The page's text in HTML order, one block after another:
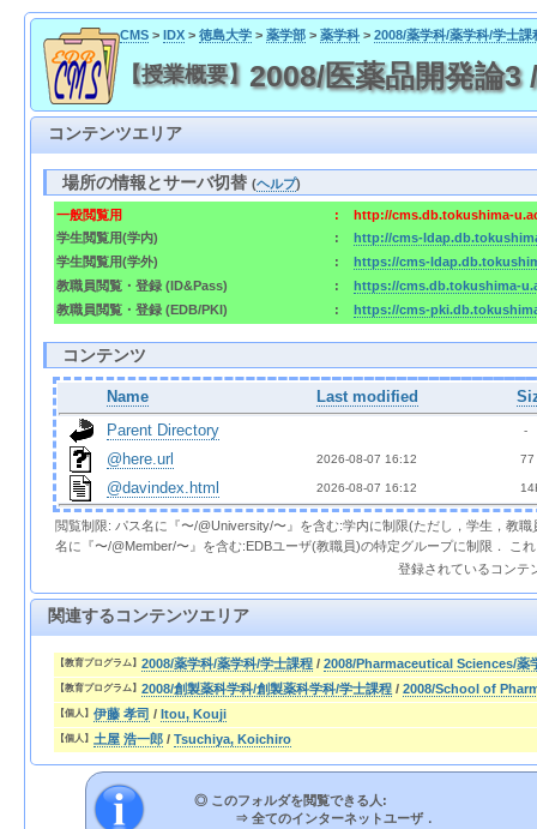
CMS> IDX> 徳島大学> 薬学部> 薬学科> 2008/薬学科/薬学科/学士課
【授業概要】 2008/医薬品開発論
コンテンツエリア
場所の情報とサーバ切替(ヘルプ)
一般閲覧用 :
http://cms.db.tokushima-
学生閲覧用(学内)
:
http://cms-
学生閲覧用(学外)
:
https://cms-
教職員閲覧・登録 (ID&Pass)
:
https://cms.db.tokushima-
教職員閲覧・登録 (EDB/PKI)
: https://cms-
コンテンツ
Name Last modified
Parent Directory
  -
@here.url 2026-08-07 16:12 77
@davindex.html 2026-08-07 16:12
閲覧制限: パス名に『〜/@University/〜』を含む:学内に制限(ただし，学生，教
名に『〜/@Member/〜』を含む:EDBユーザ(教職員)の特定グループに制限． こ
登録されているコンテ
関連するコンテンツエリア
【教育プログラム】 2008/薬学科/薬学科/学士課程 / 2008/Pharmaceutical Sciences/
【教育プログラム】 2008/創製薬科学科/創製薬科学科/学士課程 / 2008/School of
【個人】 伊藤 孝司 / Itou, Kouji
【個人】 土屋 浩一郎 / Tsuchiya, Koichiro
◎ このフォルダを閲覧できる人:
⇒ 全てのインターネットユーザ．